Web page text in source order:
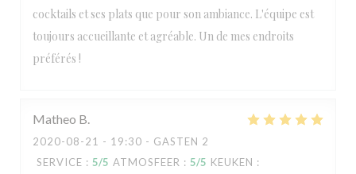
cocktails et ses plats que pour son ambiance. L'équipe est
toujours accueillante et agréable. Un de mes endroits
préférés !
Matheo B
2020-08-21 - 19:30 - GASTEN 2
SERVICE : 5/5 ATMOSFEER : 5/5 KEUKEN :